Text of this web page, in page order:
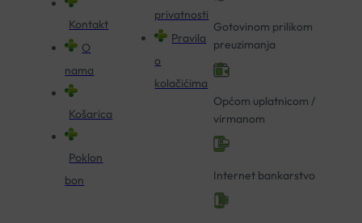
Kontakt
O
nama
Košarica
Poklon
bon
privatnosti
Pravila
o
kolačićima
Gotovinom prilikom
preuzimanja
Općom uplatnicom /
virmanom
Internet bankarstvo